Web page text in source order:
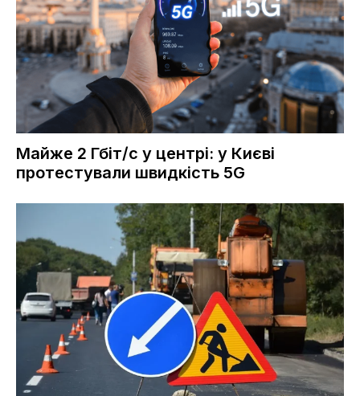
Майже 2 Гбіт/с у центрі: у Києві
протестували швидкість 5G